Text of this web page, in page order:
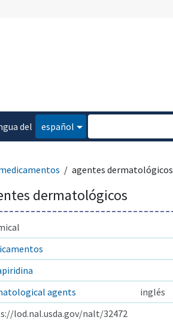
del
español
agentes dermatológicos
dermatológicos
agents
inglés
lod.nal.usda.gov/nalt/32472